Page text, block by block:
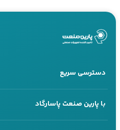
دسترسی سریع
محصولات اقساطی
با پارین صنعت پاسارگاد